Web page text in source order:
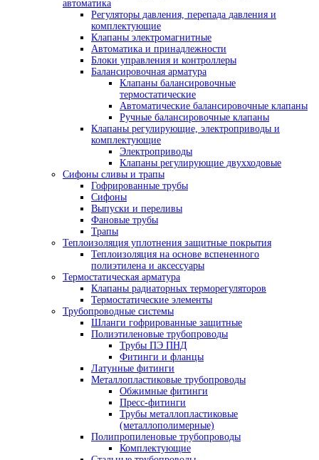
автоматика
Регуляторы давления, перепада давления и
комплектующие
Клапаны электромагнитные
Автоматика и принадлежности
Блоки управления и контроллеры
Балансировочная арматура
Клапаны балансировочные
термостатические
Автоматические балансировочные клапаны
Ручные балансировочные клапаны
Клапаны регулирующие, электроприводы и
комплектующие
Электроприводы
Клапаны регулирующие двухходовые
Сифоны сливы и трапы
Гофрированные трубы
Сифоны
Выпуски и переливы
Фановые трубы
Трапы
Теплоизоляция уплотнения защитные покрытия
Теплоизоляция на основе вспененного
полиэтилена и аксессуары
Термостатическая арматура
Клапаны радиаторных терморегуляторов
Термостатические элементы
Трубопроводные системы
Шланги гофрированные защитные
Полиэтиленовые трубопроводы
Трубы ПЭ ПНД
Фитинги и фланцы
Латунные фитинги
Металлопластиковые трубопроводы
Обжимные фитинги
Пресс-фитинги
Трубы металлопластиковые
(металлополимерные)
Полипропиленовые трубопроводы
Комплектующие